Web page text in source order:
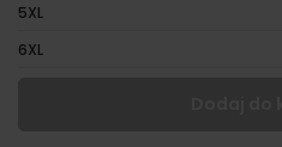
5XL
6XL